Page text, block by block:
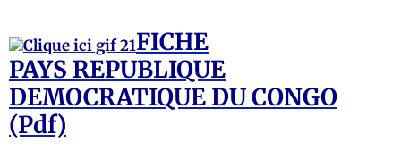
FICHE
PAYS REPUBLIQUE
DEMOCRATIQUE DU CONGO
(Pdf)